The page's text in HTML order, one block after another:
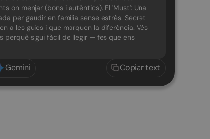
on menjar (bons i autèntics). El 'Must': Una
per gaudir en família sense estrès. Secret
a les guies i que marquen la diferència. Vés
perquè sigui fàcil de llegir — fes que ens
Gemini Copiar text